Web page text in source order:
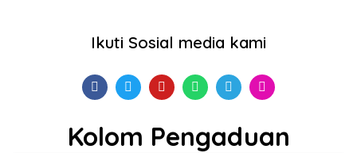
Ikuti Sosial media kami
Kolom Pengaduan